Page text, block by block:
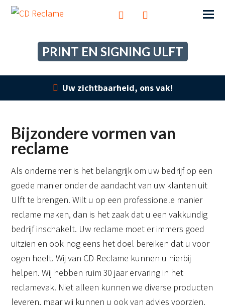
PRINT EN SIGNING ULFT
Uw zichtbaarheid, ons vak!
Bijzondere vormen van
reclame
Als ondernemer is het belangrijk om uw bedrijf op een
goede manier onder de aandacht van uw klanten uit
Ulft te brengen. Wilt u op een professionele manier
reclame maken, dan is het zaak dat u een vakkundig
bedrijf inschakelt. Uw reclame moet er immers goed
uitzien en ook nog eens het doel bereiken dat u voor
ogen heeft. Wij van CD-Reclame kunnen u hierbij
helpen. Wij hebben ruim 30 jaar ervaring in het
reclamevak. Niet alleen kunnen we diverse producten
leveren, maar wij kunnen u ook van advies voorzien.